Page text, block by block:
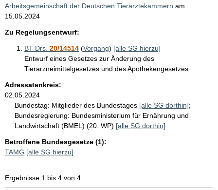
Arbeitsgemeinschaft der Deutschen Tierärztekammern am
15.05.2024
Zu Regelungsentwurf:
BT-Drs. 20/14514 (Vorgang) [alle SG hierzu]
Entwurf eines Gesetzes zur Änderung des
Tierarzneimittelgesetzes und des Apothekengesetzes
Adressatenkreis:
02.05.2024
Bundestag: Mitglieder des Bundestages [alle SG dorthin];
Bundesregierung: Bundesministerium für Ernährung und
Landwirtschaft (BMEL) (20. WP) [alle SG dorthin]
Betroffene Bundesgesetze (1):
TAMG [alle SG hierzu]
Ergebnisse 1 bis 4 von 4